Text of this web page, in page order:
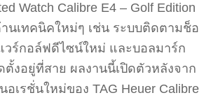
Watch Calibre E4 – Golf Edition
นเทคนิคใหม่ๆ เช่น ระบบติดตามช็อ
ร์กอล์ฟดีไซน์ใหม่ และบอลมาร์ก
ตั้งอยู่ที่สาย ผลงานนี้เปิดตัวหลังจาก
อเรชั่นใหม่ของ TAG Heuer Calibre